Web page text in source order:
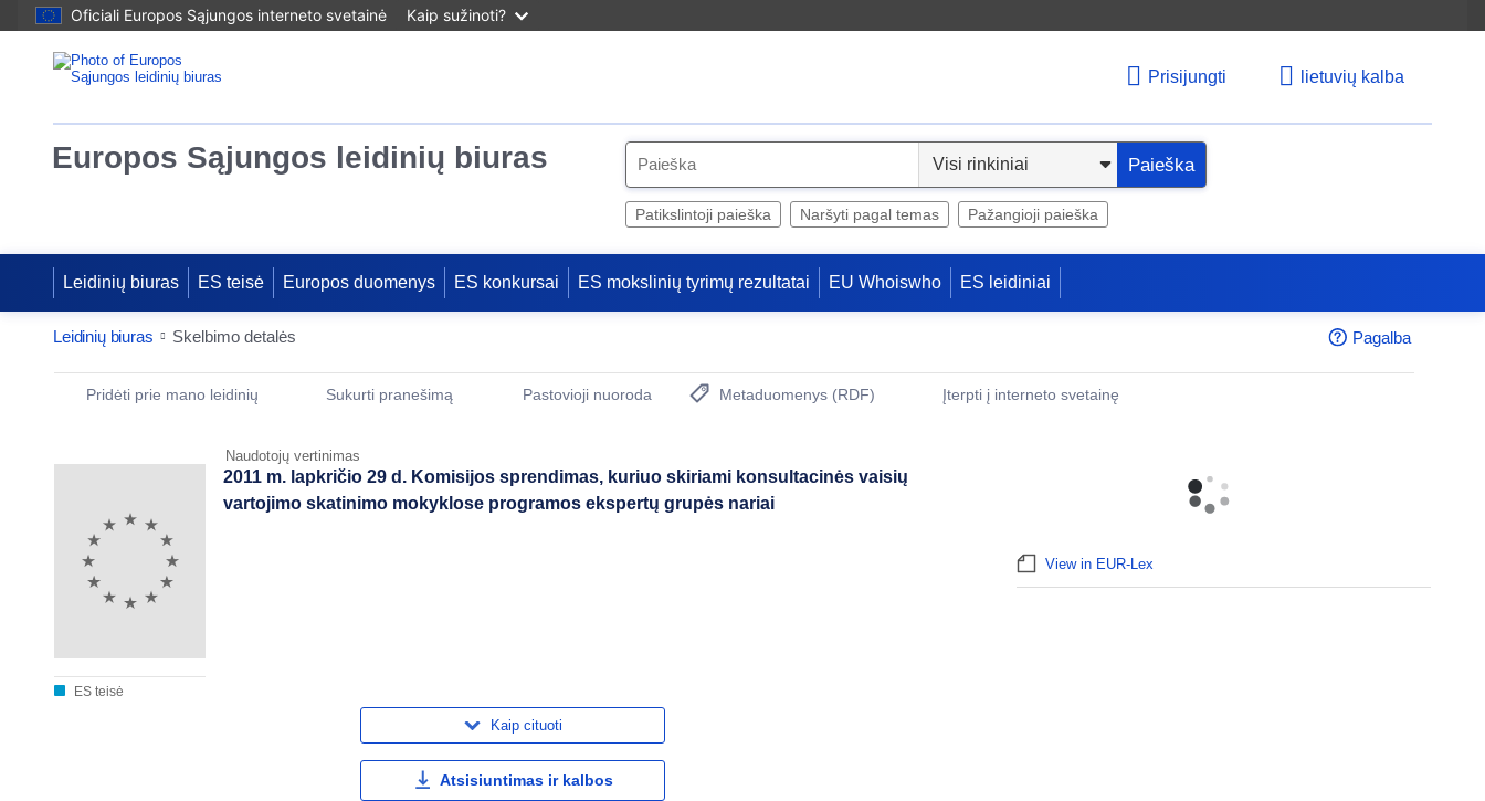
Oficiali Europos Sąjungos interneto svetainė Kaip sužinoti?
Prisijungti lietuvių kalba
Europos Sąjungos leidinių biuras
e
Paieška
Patikslintoji paieška Naršyti pagal temas Pažangioji paieška
Leidinių biuras ES teisė Europos duomenys ES konkursai ES mokslinių tyrimų rezultatai EU Whoiswho ES leidiniai
Leidinių biuras Skelbimo detalės Pagalba
Publication Detail Actions Portlet
Pridėti prie mano leidinių Sukurti pranešimą Pastovioji nuoroda
Metaduomenys (RDF)
Įterpti į interneto svetainę
Naudotojų vertinimas
ES teisė
2011 m. lapkričio 29 d. Komisijos sprendimas, kuriuo skiriami konsultacinės vaisių
vartojimo skatinimo mokyklose programos ekspertų grupės nariai
Kaip cituoti
Atsisiuntimas ir kalbos
View in EUR-Lex